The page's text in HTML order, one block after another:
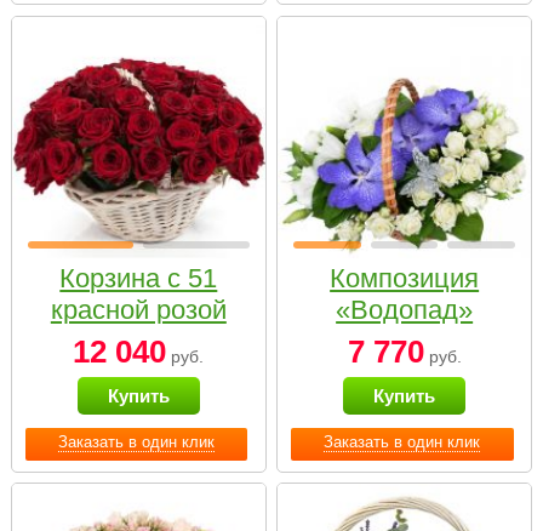
Заказать в один клик
Корзина с 51
красной розой
12 040 руб.
Купить
Заказать в один клик
Композиция
«Водопад»
7 770руб.
Купить